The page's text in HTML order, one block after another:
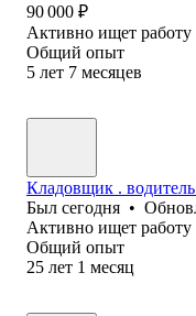
90 000 ₽
Активно ищет работу
Общий опыт
5 лет 7 месяцев
Кладовщик .
Был сегодня •
Активно ищет работу
Общий опыт
25 лет 1 месяц